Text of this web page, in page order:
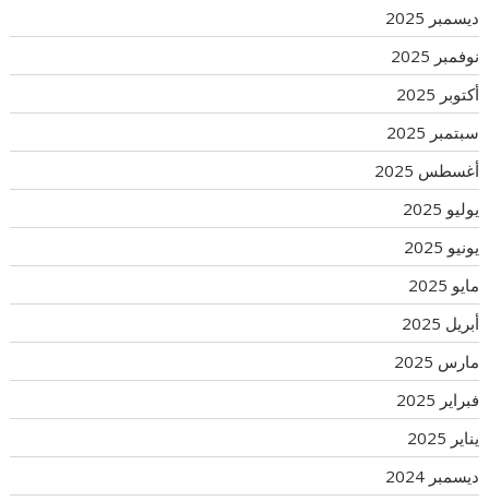
ديسمبر 2025
نوفمبر 2025
أكتوبر 2025
سبتمبر 2025
أغسطس 2025
يوليو 2025
يونيو 2025
مايو 2025
أبريل 2025
مارس 2025
فبراير 2025
يناير 2025
ديسمبر 2024